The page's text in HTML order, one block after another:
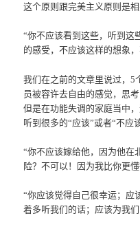
这个原则跟完美主义原则是相
“你不应该看到这些，听到这
的感受，不应该这样的想象
我们在之前的文章里说过，5
员被容许去自由的感觉，思
但是在功能失调的家庭当中
听到很多的“应该”或者“不应该
“你不应该嫁给他，因为他在
险？不可以！因为我比你更
“你应该觉得自己很幸运；应
着多听我们的话；应该为我